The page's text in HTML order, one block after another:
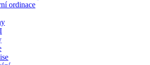
ordinace